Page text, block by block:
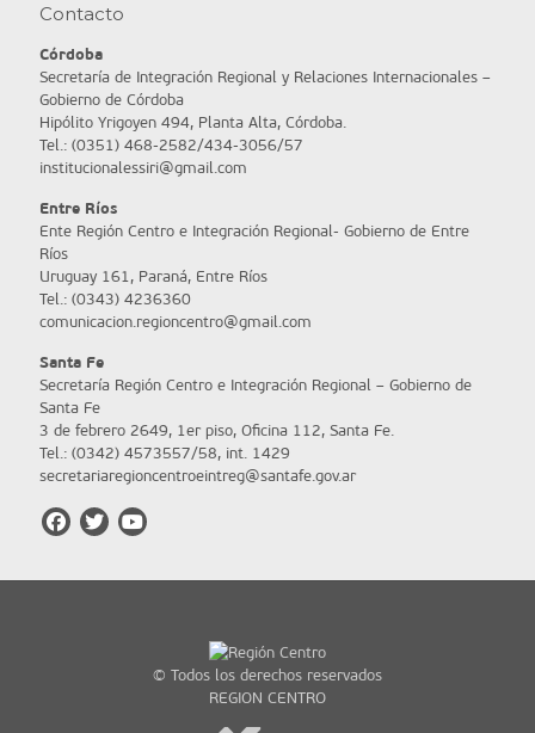
Contacto
Córdoba
Secretaría de Integración Regional y Relaciones Internacionales –
Gobierno de Córdoba
Hipólito Yrigoyen 494, Planta Alta, Córdoba.
Tel.: (0351) 468-2582/434-3056/57
institucionalessiri@gmail.com
Entre Ríos
Ente Región Centro e Integración Regional- Gobierno de Entre
Ríos
Uruguay 161, Paraná, Entre Ríos
Tel.: (0343) 4236360
comunicacion.regioncentro@gmail.com
Santa Fe
Secretaría Región Centro e Integración Regional – Gobierno de
Santa Fe
3 de febrero 2649, 1er piso, Oficina 112, Santa Fe.
Tel.: (0342) 4573557/58, int. 1429
secretariaregioncentroeintreg@santafe.gov.ar
© Todos los derechos reservados
REGION CENTRO